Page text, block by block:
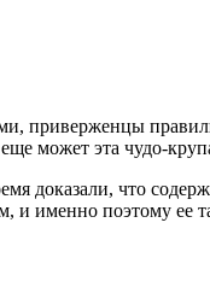
приверженцы
может эта чудо-
доказали, что
именно поэтому ее